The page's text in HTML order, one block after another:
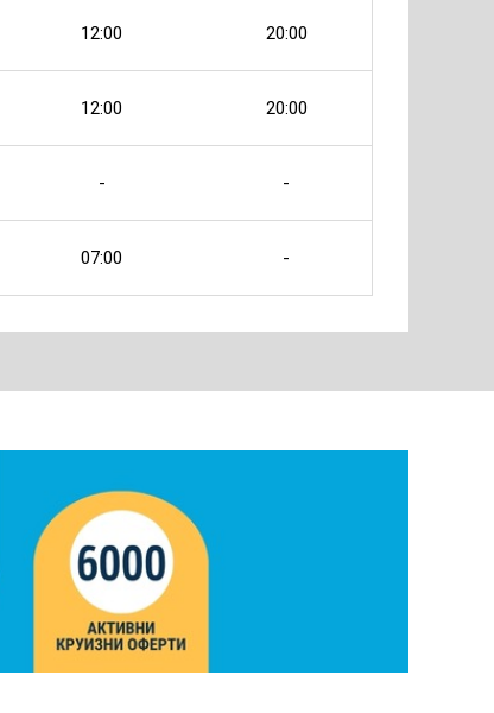
12:00 20:00
12:00 20:00
- -
07:00 -